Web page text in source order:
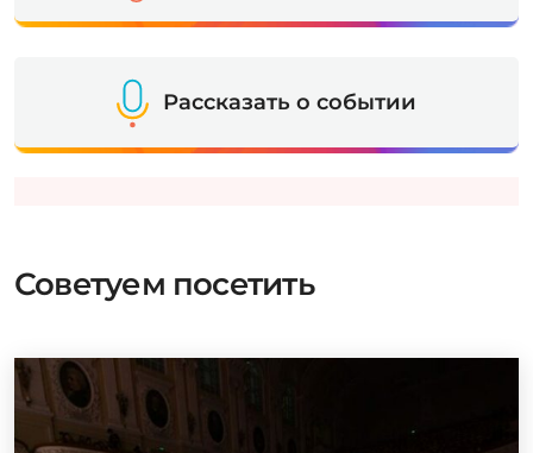
Рассказать о событии
Советуем посетить